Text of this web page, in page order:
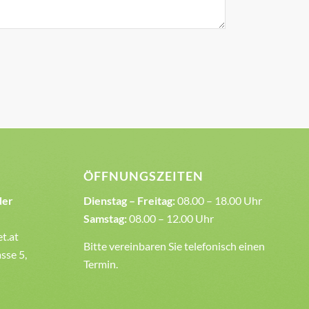
5,
ÖFFNUNGSZEITEN
Dienstag – Freitag:08.00 – 18.00 Uhr
Samstag:08.00 – 12.00 Uhr
Bitte vereinbaren Sie telefonisch einen
Termin.